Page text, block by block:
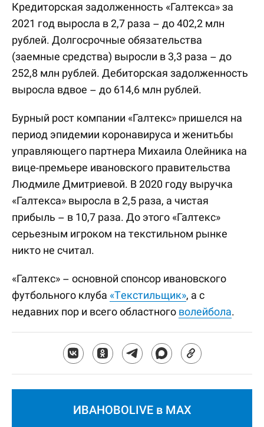
Кредиторская задолженность «Галтекса» за
2021 год выросла в 2,7 раза – до 402,2 млн
рублей. Долгосрочные обязательства
(заемные средства) выросли в 3,3 раза – до
252,8 млн рублей. Дебиторская задолженность
выросла вдвое – до 614,6 млн рублей.
Бурный рост компании «Галтекс» пришелся на
период эпидемии коронавируса и женитьбы
управляющего партнера Михаила Олейника на
вице-премьере ивановского правительства
Людмиле Дмитриевой. В 2020 году выручка
«Галтекса» выросла в 2,5 раза, а чистая
прибыль – в 10,7 раза. До этого «Галтекс»
серьезным игроком на текстильном рынке
никто не считал.
«Галтекс» – основной спонсор ивановского
футбольного клуба «Текстильщик», а с
недавних пор и всего областного волейбола.
ИВАНОВОLIVE в MAX